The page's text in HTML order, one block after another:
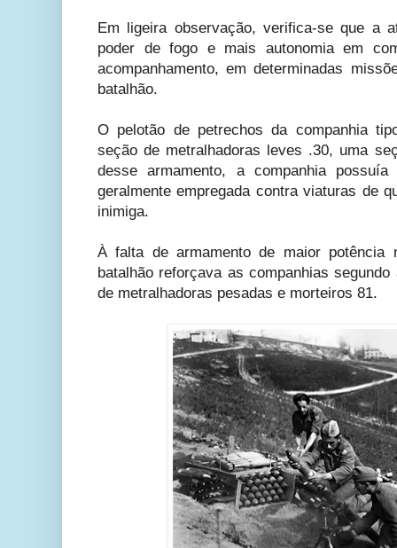
Em ligeira observação, verifica-se que a
poder de fogo e mais autonomia em
acompanhamento, em determinadas
batalhão.
O pelotão de petrechos da companhia
seção de metralhadoras leves .30, uma
desse armamento, a companhia
geralmente empregada contra viaturas de
inimiga.
À falta de armamento de maior potência
batalhão reforçava as companhias
de metralhadoras pesadas e morteiros 81.